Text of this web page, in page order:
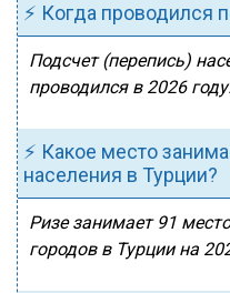
⚡ Когда проводился
Подсчет (перепись)
проводился в 2026 году.
⚡ Какое место
населения в Турции?
Ризе занимает 91
городов в Турции на